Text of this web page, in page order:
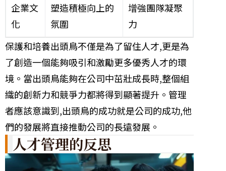
企業文
化
塑造積極向上的
氛圍
增強團隊凝聚
力
保護和培養出頭鳥不僅是為了留住人才,更是為
了創造一個能夠吸引和激勵更多優秀人才的環
境。當出頭鳥能夠在公司中茁壯成長時,整個組
織的創新力和競爭力都將得到顯著提升。管理
者應該意識到,出頭鳥的成功就是公司的成功,他
們的發展將直接推動公司的長遠發展。
人才管理的反思